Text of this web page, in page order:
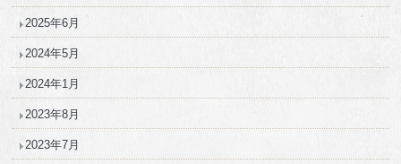
2025年6月
2024年5月
2024年1月
2023年8月
2023年7月